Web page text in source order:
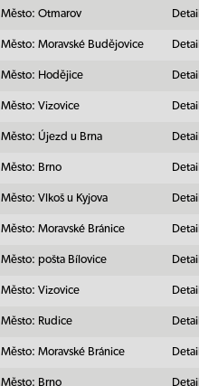
Město: Otmarov Detail
Město: Moravské Budějovice Detail
Město: Hodějice Detail
Město: Vizovice Detail
Město: Újezd u Brna Detail
Město: Brno Detail
Město: Vlkoš u Kyjova Detail
Město: Moravské Bránice Detail
Město: pošta Bílovice Detail
Město: Vizovice Detail
Město: Rudice Detail
Město: Moravské Bránice Detail
Město: Brno Detail